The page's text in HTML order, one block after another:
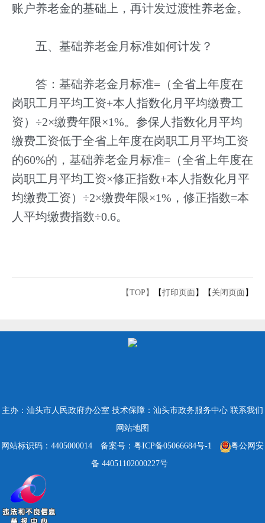
账户养老金的基础上，再计发过渡性养老金。
五、基础养老金月标准如何计发？
答：基础养老金月标准=（全省上年度在
岗职工月平均工资+本人指数化月平均缴费工
资）÷2×缴费年限×1%。参保人指数化月平均
缴费工资低于全省上年度在岗职工月平均工资
的60%的，基础养老金月标准=（全省上年度在
岗职工月平均工资×修正指数+本人指数化月平
均缴费工资）÷2×缴费年限×1%，修正指数=本
人平均缴费指数÷0.6。
【TOP】 【打印页面 】【 关闭页面 】
主办：汕头市人民政府办公室 技术保障：汕头市政务服务中心 联系我们
网站地图
网站标识码：4405000014
备案号：粤ICP备05066684号-1
粤公网安
备 44051102000227号